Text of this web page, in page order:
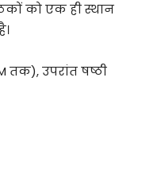
को एक ही स्थान
तक), उपरांत षष्ठी